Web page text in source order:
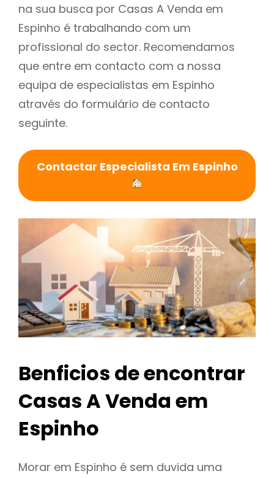
na sua busca por Casas A Venda em
Espinho é trabalhando com um
profissional do sector. Recomendamos
que entre em contacto com a nossa
equipa de especialistas em Espinho
através do formulário de contacto
seguinte.
Contactar Especialista Em Espinho
Benficios de encontrar
Casas A Venda em
Espinho
Morar em Espinho é sem duvida uma